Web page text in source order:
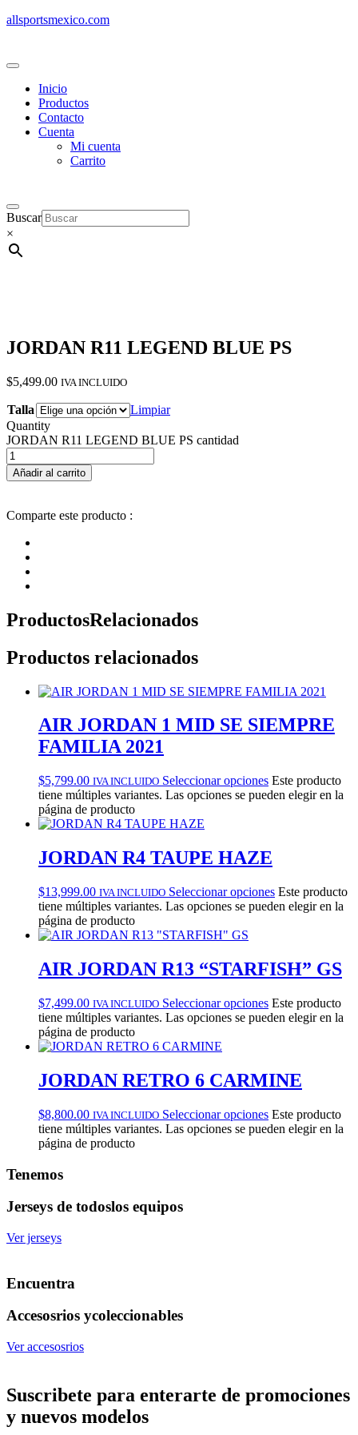
allsportsmexico.com
Inicio
Productos
Contacto
Cuenta
Mi cuenta
Carrito
Buscar
×
JORDAN R11 LEGEND BLUE PS
$5,499.00 IVA INCLUIDO
Talla
Limpiar
Quantity
JORDAN R11 LEGEND BLUE PS cantidad
Añadir al carrito
Comparte este producto :
ProductosRelacionados
Productos relacionados
AIR JORDAN 1 MID SE SIEMPRE
FAMILIA 2021
$5,799.00 IVA INCLUIDO Seleccionar opciones Este producto
tiene múltiples variantes. Las opciones se pueden elegir en la
página de producto
JORDAN R4 TAUPE HAZE
$13,999.00 IVA INCLUIDO Seleccionar opciones Este producto
tiene múltiples variantes. Las opciones se pueden elegir en la
página de producto
AIR JORDAN R13 “STARFISH” GS
$7,499.00 IVA INCLUIDO Seleccionar opciones Este producto
tiene múltiples variantes. Las opciones se pueden elegir en la
página de producto
JORDAN RETRO 6 CARMINE
$8,800.00 IVA INCLUIDO Seleccionar opciones Este producto
tiene múltiples variantes. Las opciones se pueden elegir en la
página de producto
Tenemos
Jerseys de todoslos equipos
Ver jerseys
Encuentra
Accesosrios ycoleccionables
Ver accesosrios
Suscribete para enterarte de promociones
y nuevos modelos